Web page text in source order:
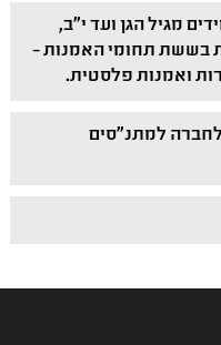
מגיל הגן ועד י"ב,
בששת תחומי האמנות –
ואמנות פלסטית.
למתנ"סים